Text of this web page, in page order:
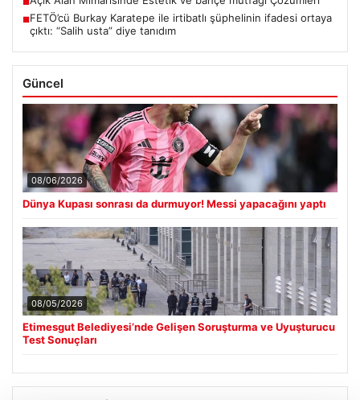
■
■FETÖ’cü Burkay Karatepe ile irtibatlı şüphelinin ifadesi ortaya
çıktı: “Salih usta” diye tanıdım
Güncel
08/06/2026
Dünya Kupası sonrası da durmuyor! Messi yapacağını yaptı
08/05/2026
Etimesgut Belediyesi’nde Gelişen Soruşturma ve Uyuşturucu
Test Sonuçları